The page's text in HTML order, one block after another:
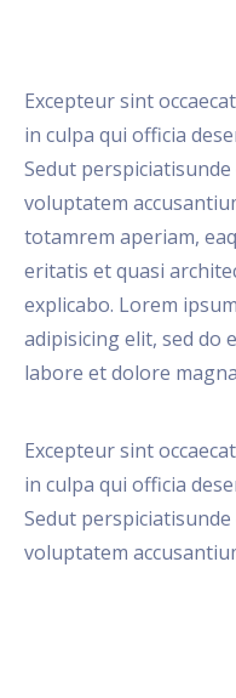
Excepteur sint
in culpa qui officia
Sedut
voluptatem
totamrem aperiam,
eritatis et quasi
explicabo. Lorem
adipisicing elit, sed do
labore et dolore
Excepteur sint
in culpa qui officia
Sedut
voluptatem